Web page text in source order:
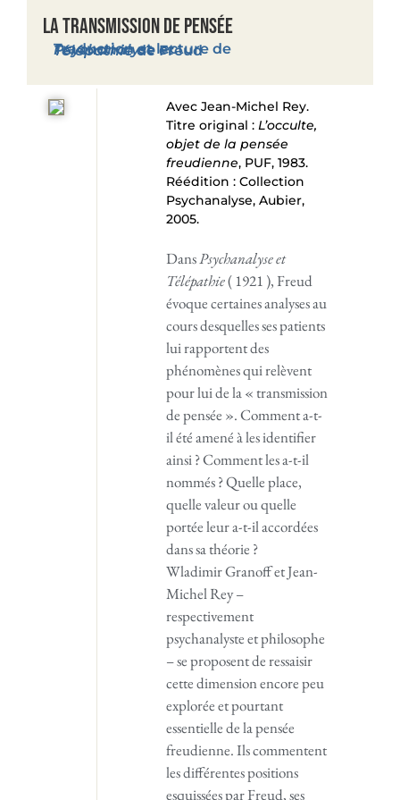
La transmission de pensée
Traduction et lecture de
Psychanalyse et Télépathiede Freud
Avec Jean-Michel Rey.
Titre original : L’occulte,
objet de la pensée
freudienne, PUF, 1983.
Réédition : Collection
Psychanalyse, Aubier,
2005.
DansPsychanalyse et
Télépathie( 1921 ), Freud
évoque certaines analyses au
cours desquelles ses patients
lui rapportent des
phénomènes qui relèvent
pour lui de la « transmission
de pensée ». Comment a-t-
il été amené à les identifier
ainsi ? Comment les a-t-il
nommés ? Quelle place,
quelle valeur ou quelle
portée leur a-t-il accordées
dans sa théorie ?
Wladimir Granoff et Jean-
Michel Rey –
respectivement
psychanalyste et philosophe
– se proposent de ressaisir
cette dimension encore peu
explorée et pourtant
essentielle de la pensée
freudienne. Ils commentent
les différentes positions
esquissées par Freud, ses